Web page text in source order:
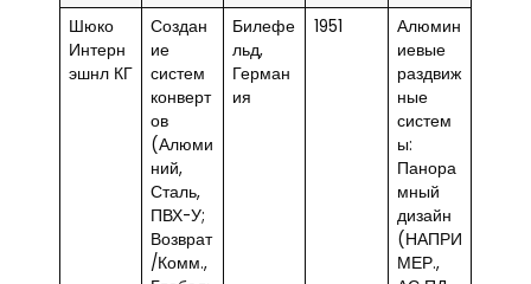
Шюко
Интерн
эшнл КГ
Создан
ие
систем
конверт
ов
(Алюми
ний,
Сталь,
ПВХ-У;
Возврат
/Комм.,
Билефе
льд,
Герман
ия
1951
Алюмин
иевые
раздвиж
ные
систем
ы:
Панора
мный
дизайн
(НАПРИ
МЕР.,